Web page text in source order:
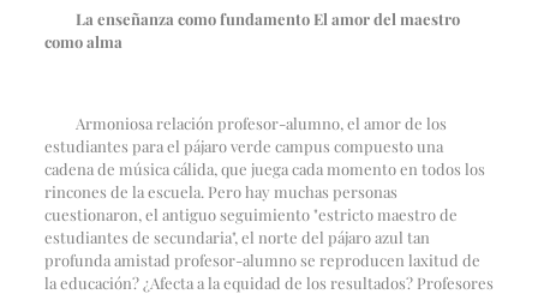
La enseñanza como fundamento El amor del maestro
como alma
Armoniosa relación profesor-alumno, el amor de los
estudiantes para el pájaro verde campus compuesto una
cadena de música cálida, que juega cada momento en todos los
rincones de la escuela. Pero hay muchas personas
cuestionaron, el antiguo seguimiento "estricto maestro de
estudiantes de secundaria", el norte del pájaro azul tan
profunda amistad profesor-alumno se reproducen laxitud de
la educación? ¿Afecta a la equidad de los resultados? Profesores